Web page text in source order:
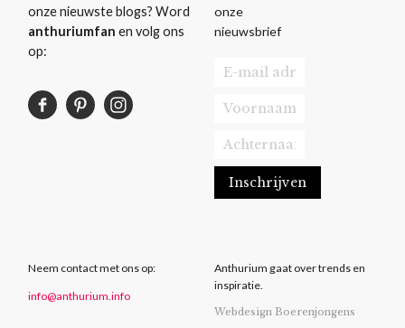
onze nieuwste blogs? Word
anthuriumfan en volg ons
op:
onze
nieuwsbrief
Neem contact met ons op:
info@anthurium.info
Anthurium gaat over trends en
inspiratie.
Webdesign Boerenjongens